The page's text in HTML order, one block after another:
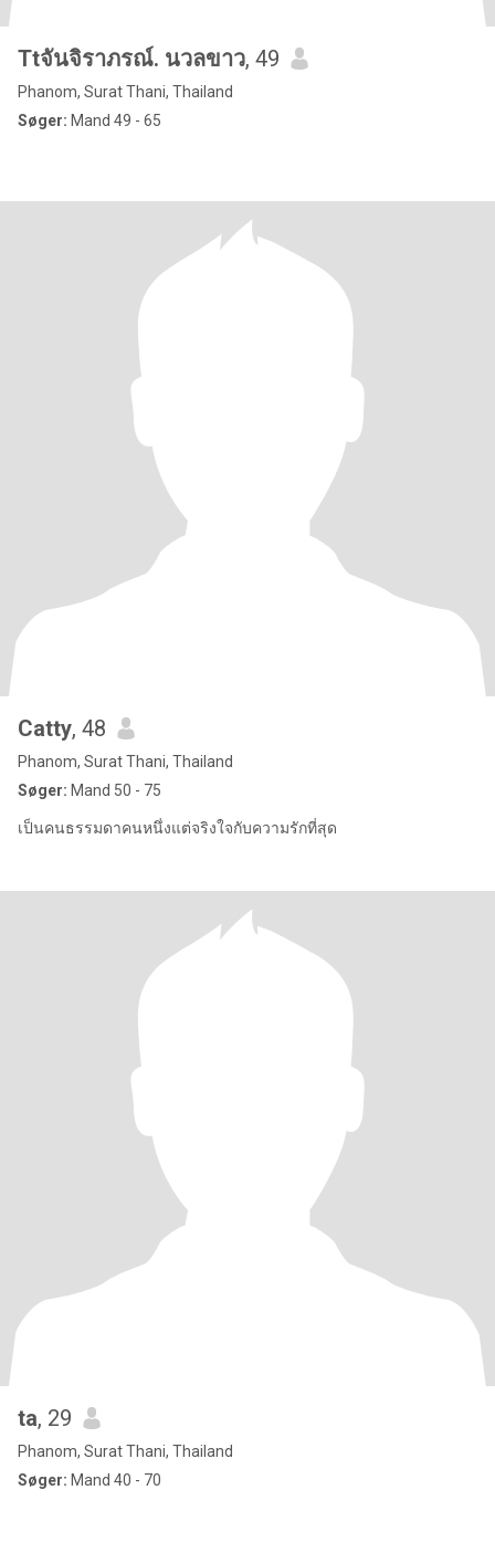
Ttจันจิราภรณ์. นวลขาว, 49
Phanom, Surat Thani, Thailand
Søger: Mand 49 - 65
Catty, 48
Phanom, Surat Thani, Thailand
Søger: Mand 50 - 75
เป็นคนธรรมดาคนหนึ่งแต่จริงใจกับความรักที่สุด
ta, 29
Phanom, Surat Thani, Thailand
Søger: Mand 40 - 70